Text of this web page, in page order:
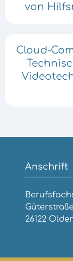
von
Cloud-
Anschrift
Güterstraße
26122